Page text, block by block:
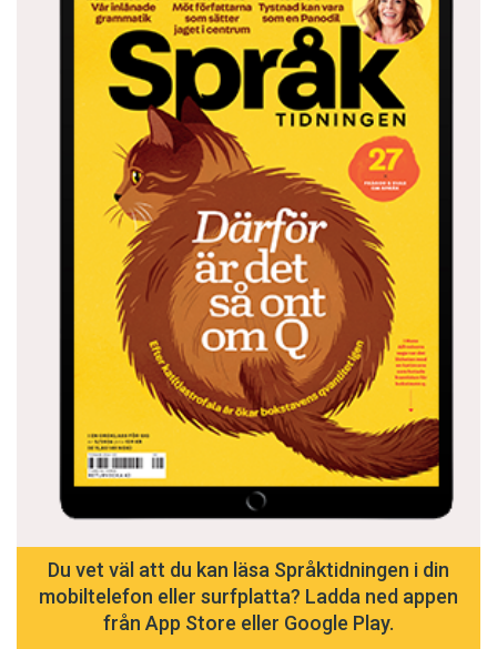
Du vet väl att du kan läsa Språktidningen i din
mobiltelefon eller surfplatta? Ladda ned appen
från App Store eller Google Play.